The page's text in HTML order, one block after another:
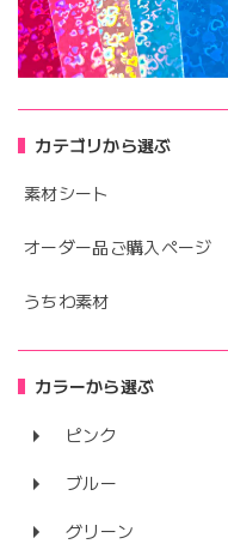
カテゴリから選ぶ
素材シート
オーダー品ご購入ページ
うちわ素材
カラーから選ぶ
ピンク
ブルー
グリーン